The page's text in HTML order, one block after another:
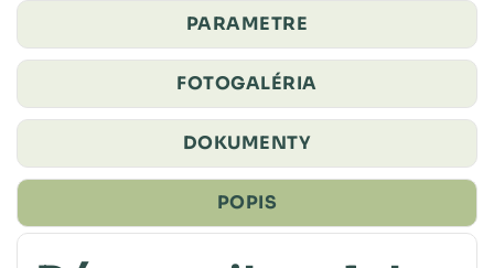
PARAMETRE
FOTOGALÉRIA
DOKUMENTY
POPIS